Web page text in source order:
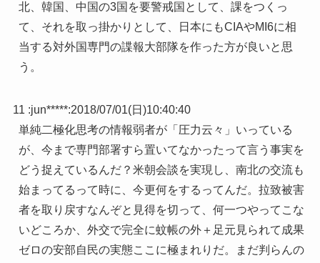
北、韓国、中国の3国を要警戒国として、課をつくっ
て、それを取っ掛かりとして、日本にもCIAやMI6に相
当する対外国専門の諜報大部隊を作った方が良いと思
う。
11 :jun*****:2018/07/01(日)10:40:40
単純二極化思考の情報弱者が「圧力云々」いっている
が、今まで専門部署すら置いてなかったって言う事実を
どう捉えているんだ？米朝会談を実現し、南北の交流も
始まってるって時に、今更何をするってんだ。拉致被害
者を取り戻すなんぞと見得を切って、何一つやってこな
いどころか、外交で完全に蚊帳の外＋足元見られて成果
ゼロの安部自民の実態ここに極まれりだ。まだ判らんの